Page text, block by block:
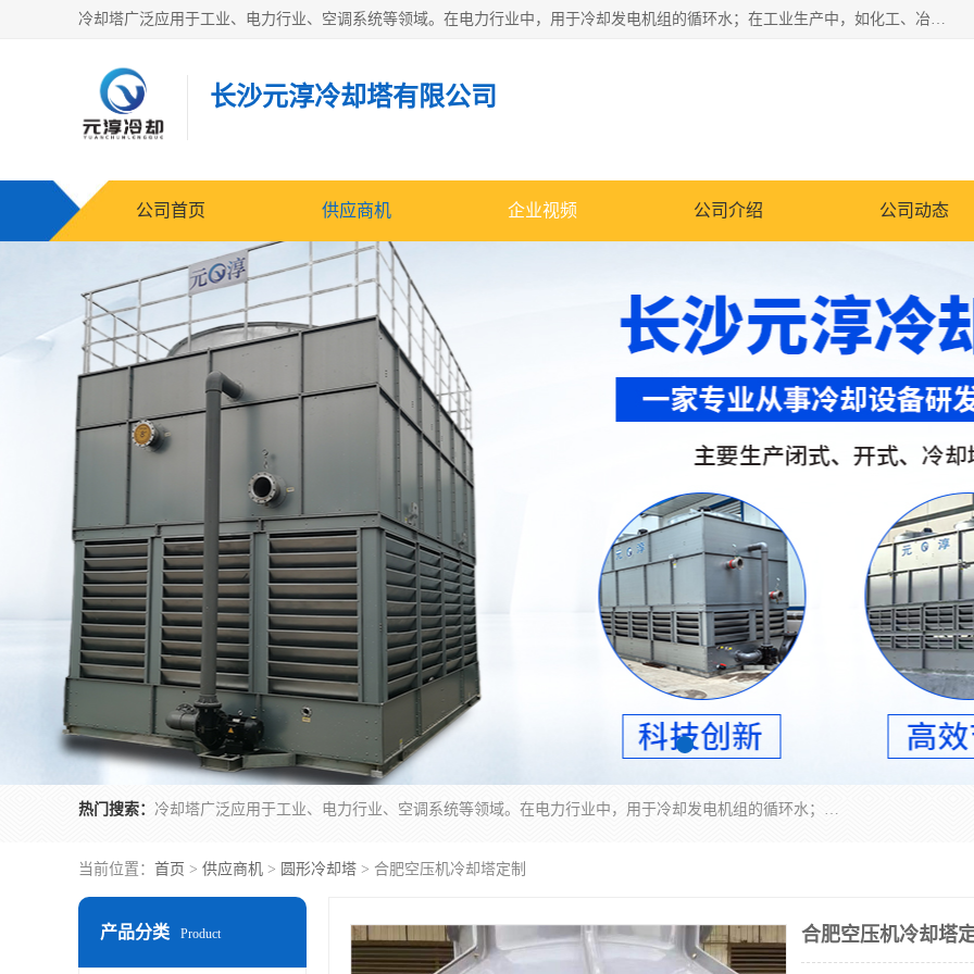
冷却塔广泛应用于工业、电力行业、空调系统等领域。在电力行业中，用于冷却发电机组的循环水；在工业生产中，如化工、冶金等行业，可降低生产过程中产生的热量；在空调系统中，为空调设备提供冷却水源
长沙元淳冷却塔有限公司
公司首页 供应商机 企业视频 公司介绍 公司动态
热门搜索： 冷却塔广泛应用于工业、电力行业、空调系统等领域。在电力行业中，用于冷却发电机组的循环水；在工业生产中，如化工、冶金等行业，可降低生产过程中产生的热量；在空调系统中，为空调设备提供冷却水源
当前位置： 首页 > 供应商机 > 圆形冷却塔 > 合肥空压机冷却塔定制
产品分类 Product 合肥空压机冷却塔